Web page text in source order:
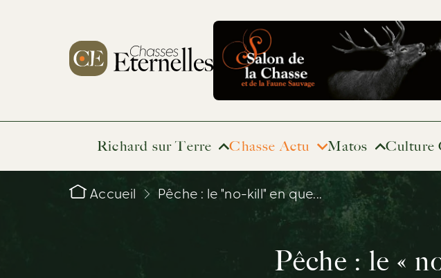
Richard sur Terre Chasse Actu Matos Culture
Accueil Pêche : le "no-kill" en que...
Pêche : le «